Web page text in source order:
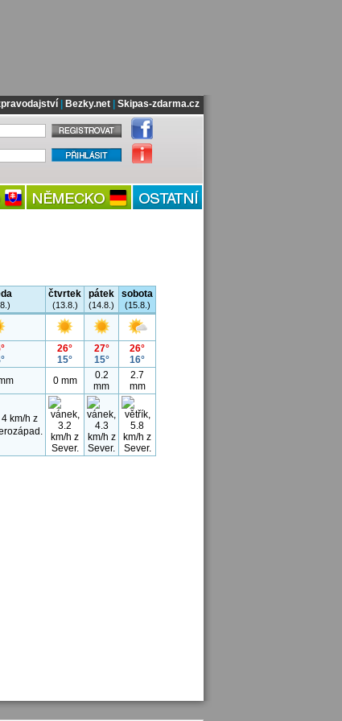
| Bezky.net| Skipas-zdarma.cz
čtvrtek
(13.8.)
pátek
(14.8.)
sobota
(15.8.)
26°
15°
27°
15°
26°
16°
0 mm
0.2
mm
2.7
mm